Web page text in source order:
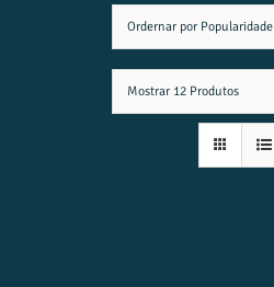
Ordernar por Popularidade
Mostrar 12 Produtos